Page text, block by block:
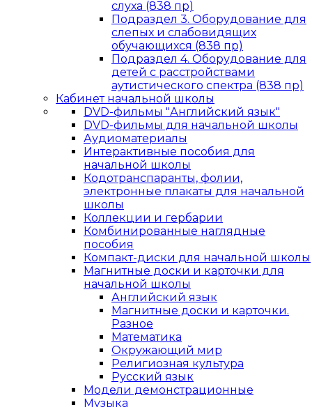
слуха (838 пр)
Подраздел 3. Оборудование для
слепых и слабовидящих
обучающихся (838 пр)
Подраздел 4. Оборудование для
детей с расстройствами
аутистического спектра (838 пр)
Кабинет начальной школы
DVD-фильмы "Английский язык"
DVD-фильмы для начальной школы
Аудиоматериалы
Интерактивные пособия для
начальной школы
Кодотранспаранты, фолии,
электронные плакаты для начальной
школы
Коллекции и гербарии
Комбинированные наглядные
пособия
Компакт-диски для начальной школы
Магнитные доски и карточки для
начальной школы
Английский язык
Магнитные доски и карточки.
Разное
Математика
Окружающий мир
Религиозная культура
Русский язык
Модели демонстрационные
Музыка